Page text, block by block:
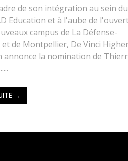
de son intégration au sein du
Education et à l'aube de
campus de La Défense-
de Montpellier, De Vinci
annonce la nomination de
→